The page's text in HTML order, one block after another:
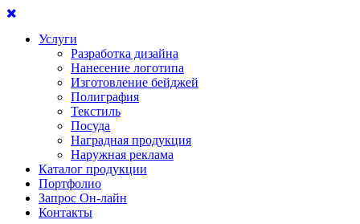
Услуги
Разработка дизайна
Нанесение логотипа
Изготовление бейджей
Полиграфия
Текстиль
Посуда
Наградная продукция
Наружная реклама
Каталог продукции
Портфолио
Запрос Он-лайн
Контакты